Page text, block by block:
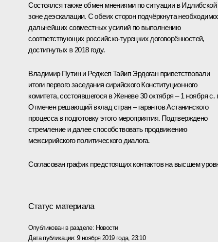
Состоялся также обмен мнениями по ситуации в Идлибской
зоне деэскалации. С обеих сторон подчёркнута
дальнейших совместных усилий по выполнению
соответствующих российско-турецких договорённостей,
достигнутых в 2018 году.
Владимир Путин и Реджеп Тайип Эрдоган приветствовали
итоги первого заседания сирийского Конституционного
комитета, состоявшегося в Женеве 30 октября – 1 ноября с.
Отмечен решающий вклад стран – гарантов Астанинского
процесса в подготовку этого мероприятия. Подтверждено
стремление и далее способствовать продвижению
межсирийского политического диалога.
Согласован график предстоящих контактов на высшем
Статус материала
Опубликован в разделе: Новости
Дата публикации:9 ноября 2019 года, 23:10